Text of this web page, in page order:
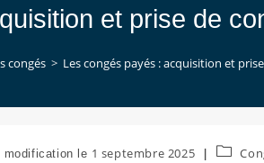
et prise de
congés > Les congés payés : acquisition et
1 septembre 2025
Post